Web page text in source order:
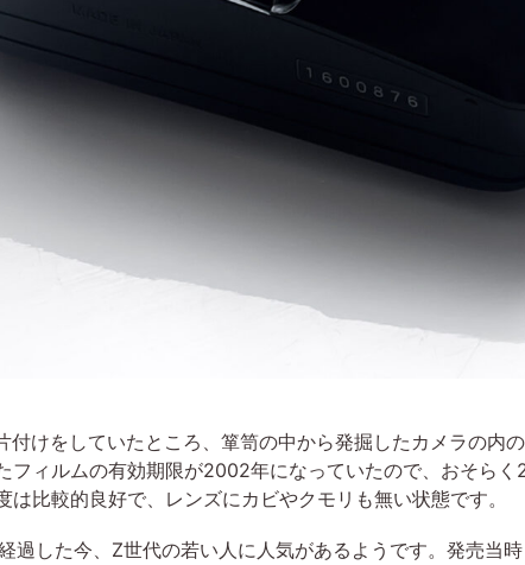
けをしていたところ、箪笥の中から発掘したカメラの内
フィルムの有効期限が2002年になっていたので、おそら
比較的良好で、レンズにカビやクモリも無い状態です。
過した今、Z世代の若い人に人気があるようです。発売当